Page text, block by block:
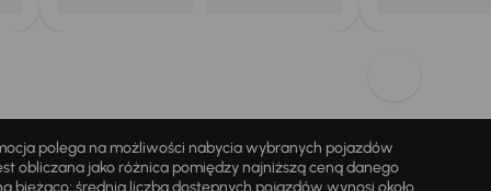
polega na możliwości nabycia wybranych pojazdów
obliczana jako różnica pomiędzy najniższą ceną danego
bieżąco; średnia liczba dostępnych pojazdów wynosi około